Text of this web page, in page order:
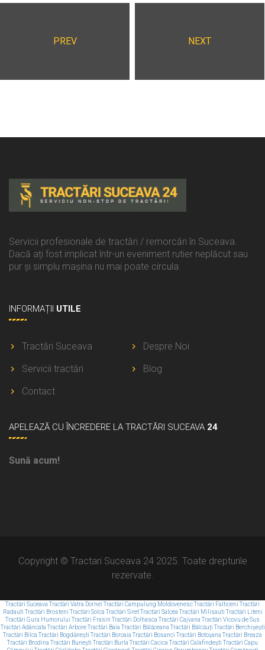
PREV NEXT
Servicii profesionale de tractări / remorcări în Suceava.
Dacă ați fost implicat într-un eveniment rutier neplăcut sau
pur și simplu mașina nu mai poate circula.
INFORMAȚII UTILE
Tractări Suceava
Despre Noi
Servicii tractări
Blog
Contact
APELEAZĂ CU ÎNCREDERE LA TRACTĂRI SUCEAVA 24
Sună acum!
Copyright © Tractari Suceava 24 2025. Toate drepturile
rezervate.
Tractări Suceava Tractări Vatra Dornei Tractări Campulung MoldovenescTractări Falticeni Tractări
Radauti Tractări Brosteni Tractări Solca Tractări SiretTractări Salcea Tractări Milisauti Tractări Liteni
Tractări Gura Humorului Tractări Frasin Tractări Dolhasca Tractări Cajvana Tractări Vicovu de Sus
Tractări Adâncata Tractări ArboreTractări Baia Tractări Bălăceana Tractări Bălcăuți Tractări Berchișești
Tractări Bilca Tractări Bogdănești Tractări Boroaia Tractări Bosanci Tractări Botoșana Tractări Breaza
Tractări Brodina Tractări Bunești Tractări Burla Tractări Cacica Tractări Calafindești Tractări Capu